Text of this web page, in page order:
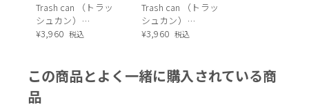
Trash can （トラッ
シュカン）
Natural（ナチュラ
¥3,960 税込
Trash can （トラッ
シュカン）
Charcoal（チャコ
¥3,960 税込
この商品とよく一緒に購入されている商
品